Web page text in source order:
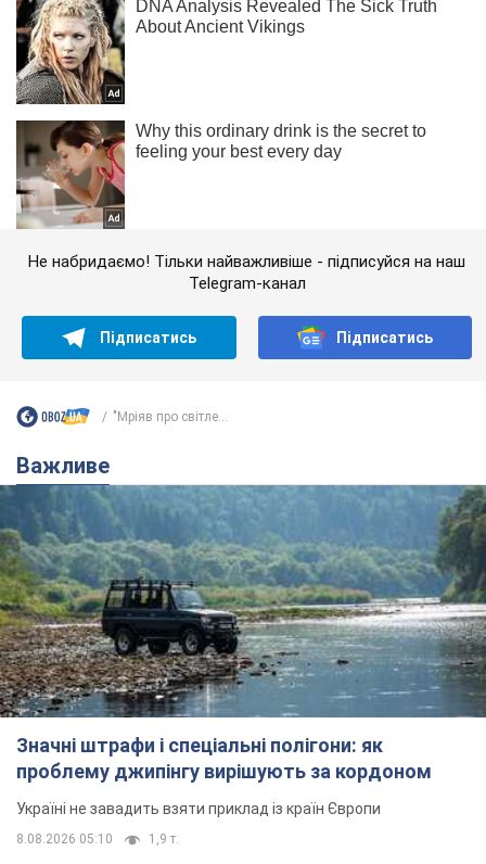
Не набридаємо! Тільки найважливіше - підписуйся на наш
Telegram-канал
Підписатись Підписатись
"Мріяв про світле...
Важливе
Значні штрафи і спеціальні полігони: як
проблему джипінгу вирішують за кордоном
Україні не завадить взяти приклад із країн Європи
8.08.2026 05:10 1,9 т.